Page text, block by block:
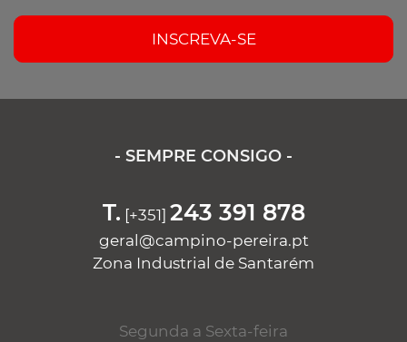
INSCREVA-SE
- SEMPRE CONSIGO -
T. [+351] 243 391 878
geral@campino-pereira.pt
Zona Industrial de Santarém
Segunda a Sexta-feira